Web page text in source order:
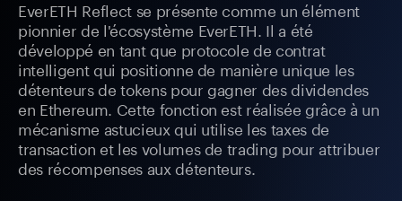
EverETH Reflect se présente comme un élément
pionnier de l'écosystème EverETH. Il a été
développé en tant que protocole de contrat
intelligent qui positionne de manière unique les
détenteurs de tokens pour gagner des dividendes
en Ethereum. Cette fonction est réalisée grâce à un
mécanisme astucieux qui utilise les taxes de
transaction et les volumes de trading pour attribuer
des récompenses aux détenteurs.